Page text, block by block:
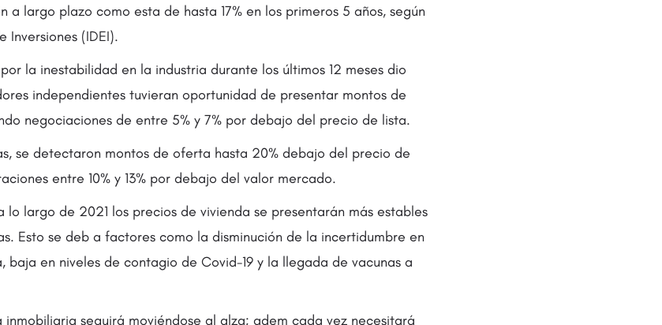
a largo plazo como esta de hasta 17% en los primeros 5 años, según
Inversiones (IDEI).
la inestabilidad en la industria durante los últimos 12 meses dio
independientes tuvieran oportunidad de presentar montos de
negociaciones de entre 5% y 7% por debajo del precio de lista.
se detectaron montos de oferta hasta 20% debajo del precio de
entre 10% y 13% por debajo del valor mercado.
lo largo de 2021 los precios de vivienda se presentarán más estables
Esto se deb a factores como la disminución de la incertidumbre en
baja en niveles de contagio de Covid-19 y la llegada de vacunas a
seguirá moviéndose al alza; adem cada vez necesitará